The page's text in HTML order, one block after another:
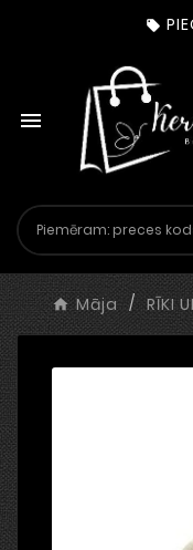


Māja RĪKI